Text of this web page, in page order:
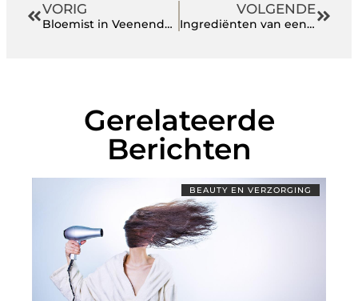
VORIG
Bloemist in Veenendaal voor speciale gelegenheden
VOLGENDE
Ingrediënten van een perfecte spouwmuurisolatie
Gerelateerde
Berichten
BEAUTY EN VERZORGING